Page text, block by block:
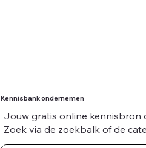
Kennisbank ondernemen
Jouw gratis online kennisbron
Zoek via de zoekbalk of de